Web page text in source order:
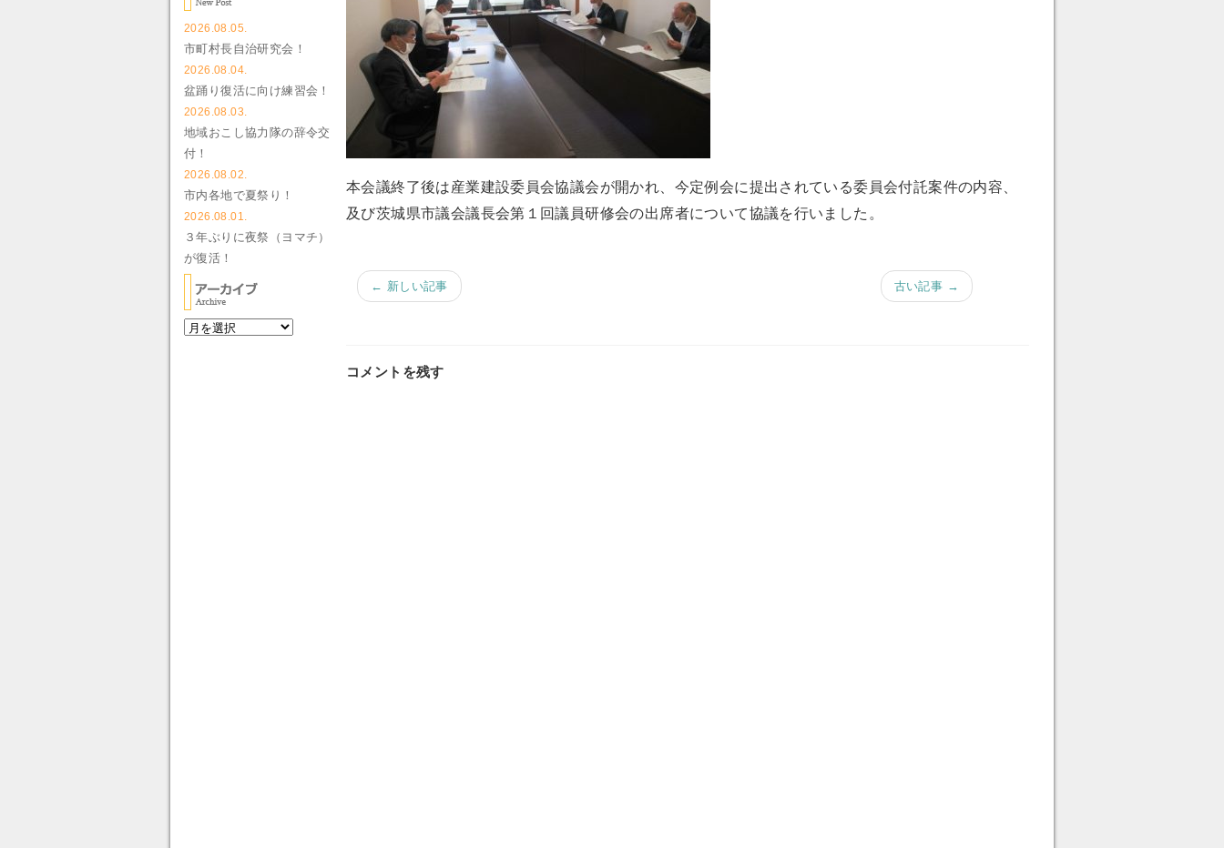
本会議終了後は産業建設委員会協議会が開かれ、今定例会に提出されている委員会付託案件の内容、
及び茨城県市議会議長会第１回議員研修会の出席者について協議を行いました。
← 新しい記事 古い記事 →
コメントを残す
2026.08.05.
市町村長自治研究会！
2026.08.04.
盆踊り復活に向け練習会！
2026.08.03.
地域おこし協力隊の辞令交
付！
2026.08.02.
市内各地で夏祭り！
2026.08.01.
３年ぶりに夜祭（ヨマチ）
が復活！